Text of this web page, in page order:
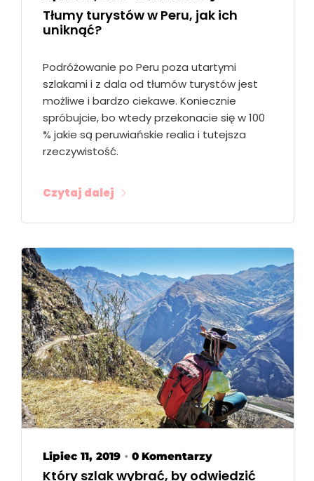
Tłumy turystów w Peru, jak ich
uniknąć?
Podróżowanie po Peru poza utartymi
szlakami i z dala od tłumów turystów jest
możliwe i bardzo ciekawe. Koniecznie
spróbujcie, bo wtedy przekonacie się w 100
% jakie są peruwiańskie realia i tutejsza
rzeczywistość.
Czytaj dalej
Lipiec 11, 2019 • 0 Komentarzy
Który szlak wybrać, by odwiedzić